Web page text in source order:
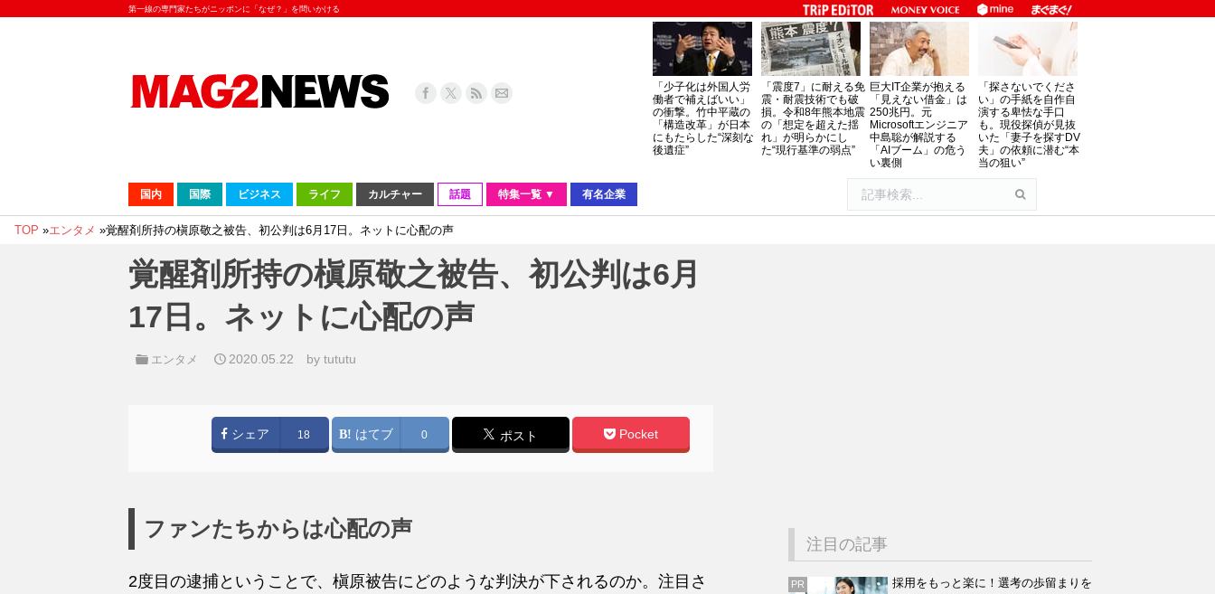
第一線の専門家たちがニッポンに「なぜ？」を問いかける
「少子化は外国人労
働者で補えばいい」
の衝撃。竹中平蔵の
「構造改革」が日本
にもたらした“深刻な
後遺症”
「震度7」に耐える免
震・耐震技術でも破
損。令和8年熊本地震
の「想定を超えた揺
れ」が明らかにし
た“現行基準の弱点”
巨大IT企業が抱える
「見えない借金」は
250兆円。元
Microsoftエンジニア
中島聡が解説する
「AIブーム」の危う
い裏側
「探さないでくださ
い」の手紙を自作自
演する卑怯な手口
も。現役探偵が見抜
いた「妻子を探すDV
夫」の依頼に潜む“本
当の狙い”
国内 国際 ビジネス ライフ カルチャー 話題 特集一覧 ▼ 有名企業
TOP »エンタメ »覚醒剤所持の槇原敬之被告、初公判は6月17日。ネットに心配の声
覚醒剤所持の槇原敬之被告、初公判は6月
17日。ネットに心配の声
エンタメ 2020.05.22 by tututu
シェア 18 はてブ 0 ポスト Pocket
ファンたちからは心配の声
2度目の逮捕ということで、槇原被告にどのような判決が下されるのか。注目さ
注目の記事
PR
採用をもっと楽に！選考の歩留まりを